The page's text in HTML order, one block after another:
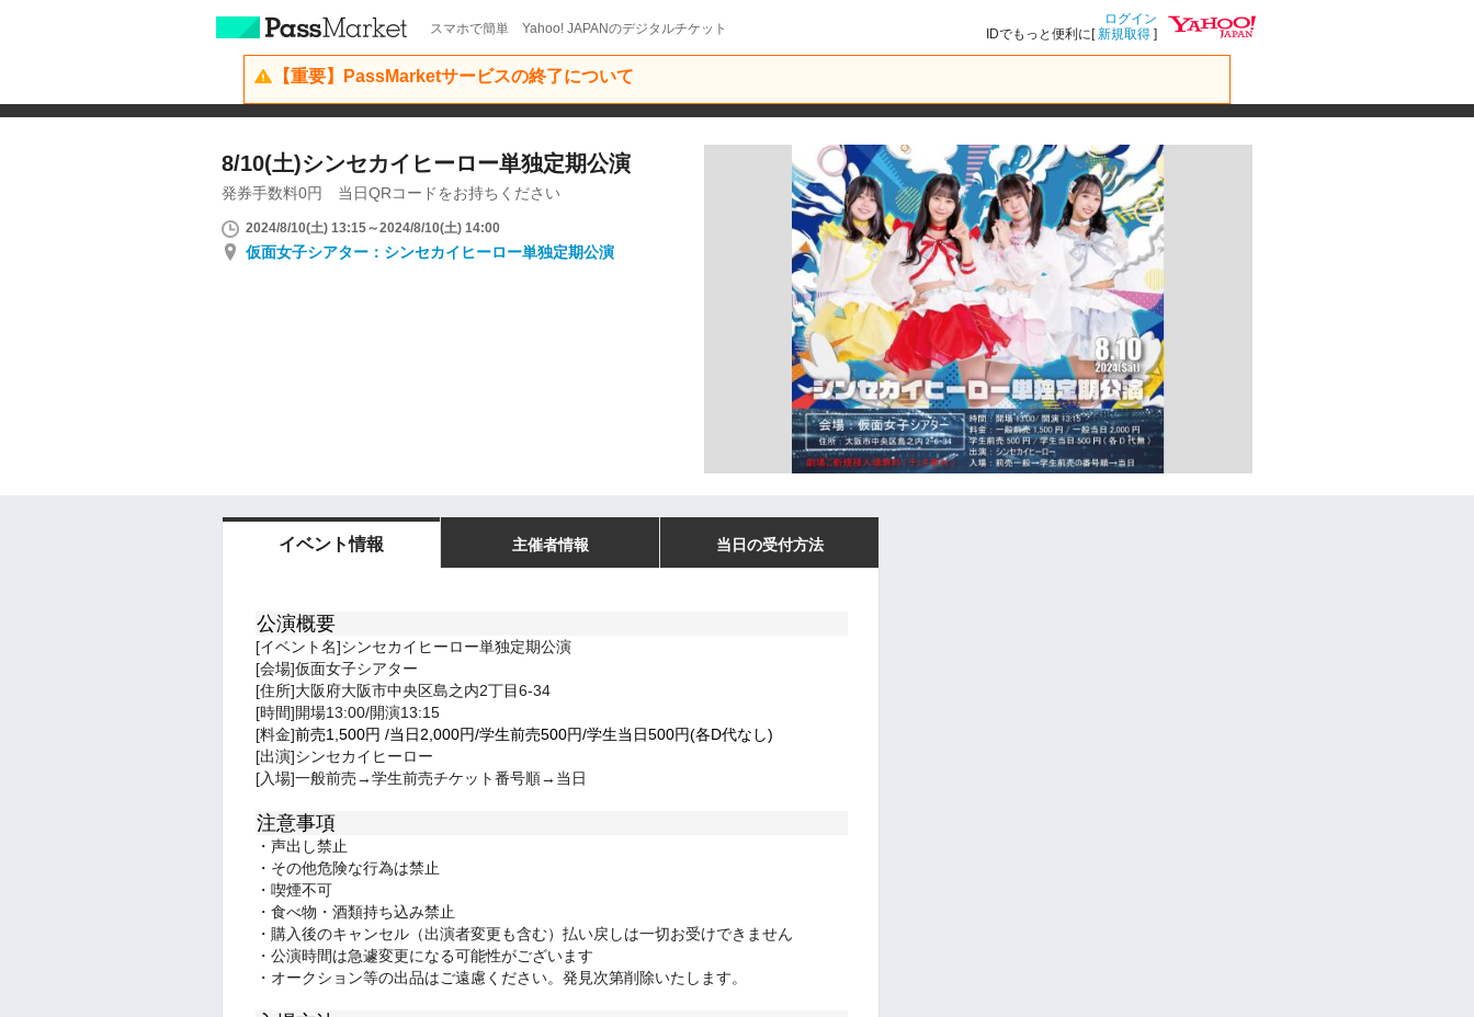
スマホで簡単 Yahoo! JAPANのデジタルチケット
ログイン
IDでもっと便利に[新規取得 ]
【重要】PassMarketサービスの終了について
8/10(土)シンセカイヒーロー単独定期公演
発券手数料0円 当日QRコードをお持ちください
2024/8/10(土) 13:15～2024/8/10(土) 14:00
仮面女子シアター：シンセカイヒーロー単独定期公演
イベント情報 主催者情報 当日の受付方法
公演概要
[イベント名]シンセカイヒーロー単独定期公演
[会場]仮面女子シアター
[住所]大阪府大阪市中央区島之内2丁目6-34
[時間]開場13:00/開演13:15
[料金]前売1,500円 /当日2,000円/学生前売500円/学生当日500円(各D代なし)
[出演]シンセカイヒーロー
[入場]一般前売→学生前売チケット番号順→当日
注意事項
・声出し禁止
・その他危険な行為は禁止
・喫煙不可
・食べ物・酒類持ち込み禁止
・購入後のキャンセル（出演者変更も含む）払い戻しは一切お受けできません
・公演時間は急遽変更になる可能性がございます
・オークション等の出品はご遠慮ください。発見次第削除いたします。